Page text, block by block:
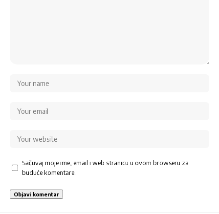
Sačuvaj moje ime, email i web stranicu u ovom browseru za
buduće komentare.